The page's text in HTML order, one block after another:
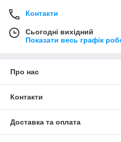
Контакти
Сьогодні вихідний
Показати весь графік
Про нас
Контакти
Доставка та оплата